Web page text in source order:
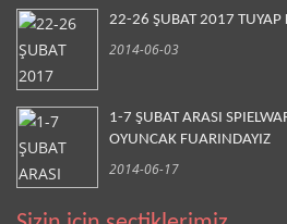
22-26 ŞUBAT 2017 TUYAP
2014-06-03
1-7 ŞUBAT ARASI
OYUNCAK FUARINDAYIZ
2014-06-17